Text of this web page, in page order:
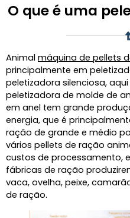
O que é uma
Animal máquina de pellets
principalmente em
peletizadora silenciosa,
peletizadora de molde de
em anel tem grande
energia, que é
ração de grande e médio
vários pellets de ração
custos de processamento,
fábricas de ração
vaca, ovelha, peixe,
de ração.